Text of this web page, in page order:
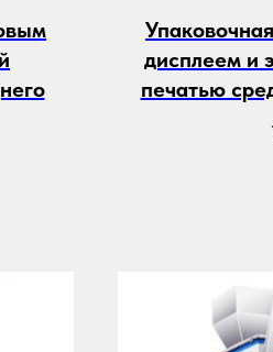
дисплеем и
печатью